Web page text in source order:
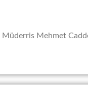
Mehmet